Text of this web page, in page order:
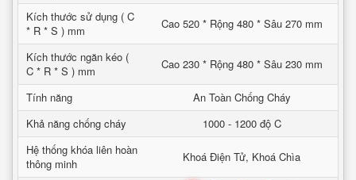
Kích thước sử dụng ( C
* R * S ) mm
Cao 520 * Rộng 480 * Sâu 270 mm
Kích thước ngăn kéo (
C * R * S ) mm
Cao 230 * Rộng 480 * Sâu 230 mm
Tính năng
An Toàn Chống Cháy
Khả năng chống cháy
1000 - 1200 độ C
Hệ thống khóa liên hoàn
thông minh
Khoá Điện Tử, Khoá Chìa